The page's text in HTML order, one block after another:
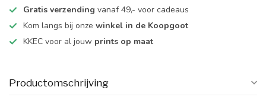
Gratis verzending vanaf 49,- voor cadeaus
Kom langs bij onze winkel in de Koopgoot
KKEC voor al jouw prints op maat
Productomschrijving